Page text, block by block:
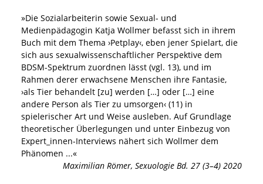
»Die Sozialarbeiterin sowie Sexual- und
Medienpädagogin Katja Wollmer befasst sich in ihrem
Buch mit dem Thema ›Petplay‹, eben jener Spielart, die
sich aus sexualwissenschaftlicher Perspektive dem
BDSM-Spektrum zuordnen lässt (vgl. 13), und im
Rahmen derer erwachsene Menschen ihre Fantasie,
›als Tier behandelt [zu] werden […] oder […] eine
andere Person als Tier zu umsorgen‹ (11) in
spielerischer Art und Weise ausleben. Auf Grundlage
theoretischer Überlegungen und unter Einbezug von
Expert_innen-Interviews nähert sich Wollmer dem
Phänomen ...«
Maximilian Römer, Sexuologie Bd. 27 (3–4) 2020